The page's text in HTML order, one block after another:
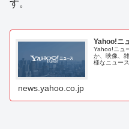
す。
Yahoo!ニ
Yahoo!ニュ
か、映像、
様なニュー
news.yahoo.co.jp